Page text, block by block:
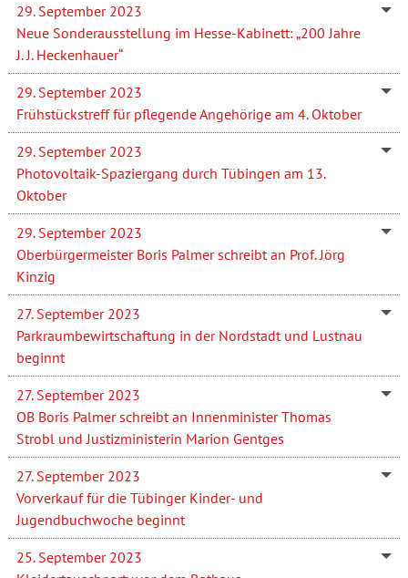
29. September 2023
Neue Sonderausstellung im Hesse-Kabinett: „200 Jahre
J. J. Heckenhauer“
29. September 2023
Frühstückstreff für pflegende Angehörige am 4. Oktober
29. September 2023
Photovoltaik-Spaziergang durch Tübingen am 13.
Oktober
29. September 2023
Oberbürgermeister Boris Palmer schreibt an Prof. Jörg
Kinzig
27. September 2023
Parkraumbewirtschaftung in der Nordstadt und Lustnau
beginnt
27. September 2023
OB Boris Palmer schreibt an Innenminister Thomas
Strobl und Justizministerin Marion Gentges
27. September 2023
Vorverkauf für die Tübinger Kinder- und
Jugendbuchwoche beginnt
25. September 2023